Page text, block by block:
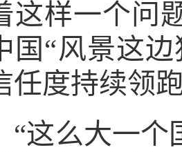
这样一个问
国“风景这
任度持续领
么大一个国